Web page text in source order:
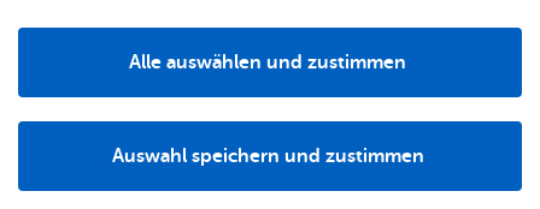
& TV
Pres­se
be­
treu­
ung
Schu­
len
Sa­nie­
ren &
bi­li­en
Stadt­
re­frei
Pfle­ge
& Un­
ter­stüt­
zung
Stadt Fried­richs­ha­fen
Ade­nau­er­platz 1Auswahl speichern und zustimmen
Alle auswählen und zustimmen